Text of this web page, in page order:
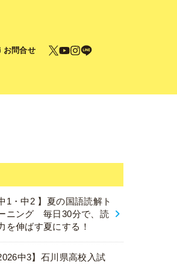
お問合せ
1・中2 】夏の国語読解ト
ニング 毎日30分で、読
を伸ばす夏にする！
2026中3】石川県高校入試